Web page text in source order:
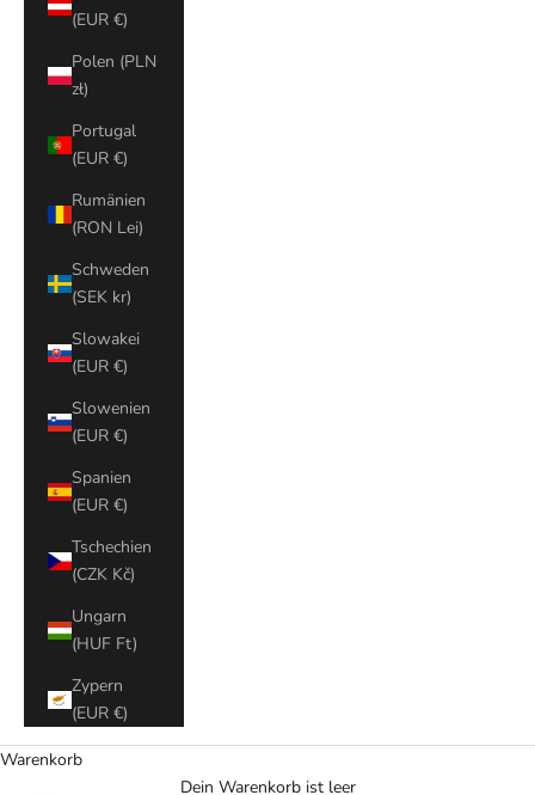
(EUR €)
Polen (PLN
zł)
Portugal
(EUR €)
Rumänien
(RON Lei)
Schweden
(SEK kr)
Slowakei
(EUR €)
Slowenien
(EUR €)
Spanien
(EUR €)
Tschechien
(CZK Kč)
Ungarn
(HUF Ft)
Zypern
(EUR €)
Warenkorb
Dein Warenkorb ist leer